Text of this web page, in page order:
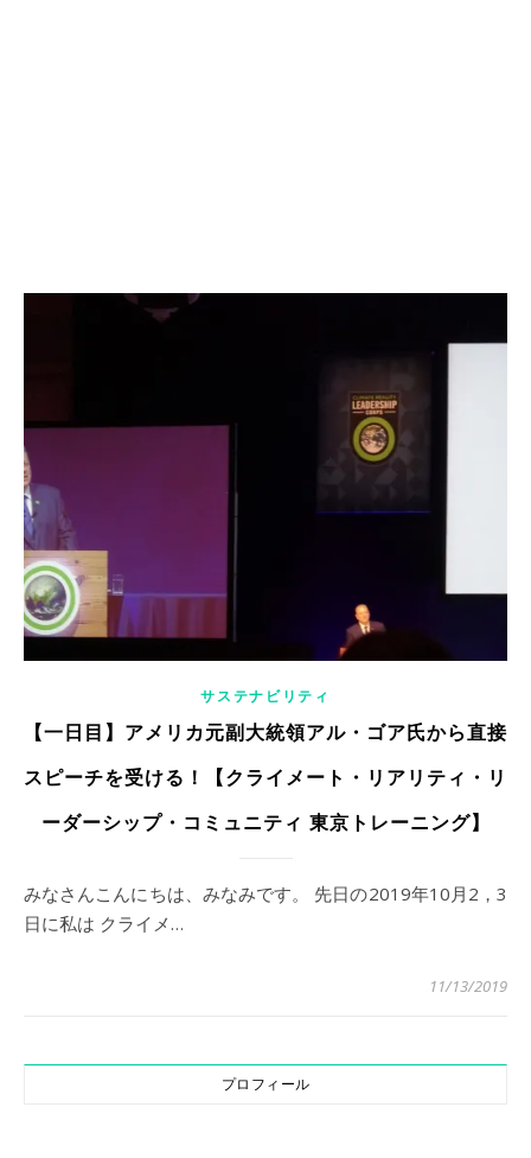
サステナビリティ
【一日目】アメリカ元副大統領アル・ゴア氏から直接
スピーチを受ける！【クライメート・リアリティ・リ
ーダーシップ・コミュニティ 東京トレーニング】
みなさんこんにちは、みなみです。 先日の2019年10月2，3
日に私は クライメ…
11/13/2019
プロフィール